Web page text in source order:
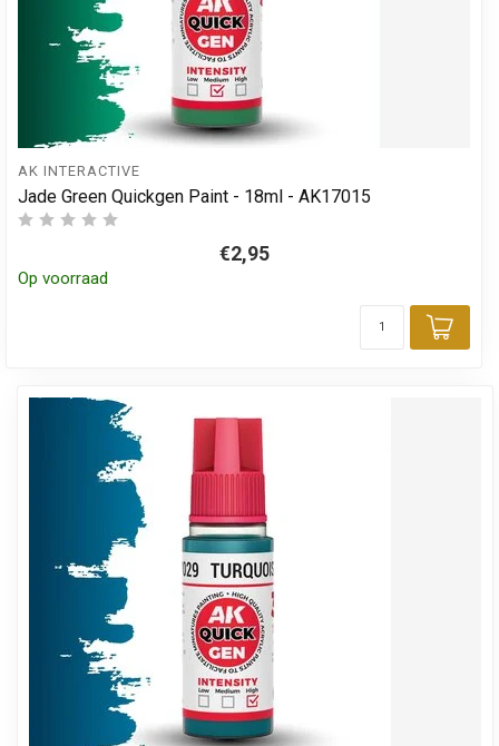
AK INTERACTIVE
Jade Green Quickgen Paint - 18ml - AK17015
€2,95
Op voorraad